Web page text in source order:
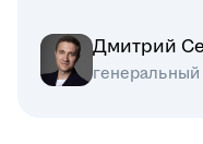
Дмитрий